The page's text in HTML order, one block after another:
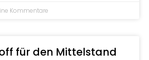
Kommentare
für den Mittelstand